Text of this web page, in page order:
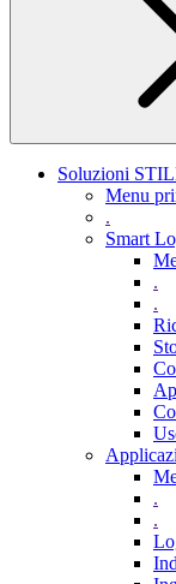
Soluzioni
Menu
.
Smart
.
.
.
.